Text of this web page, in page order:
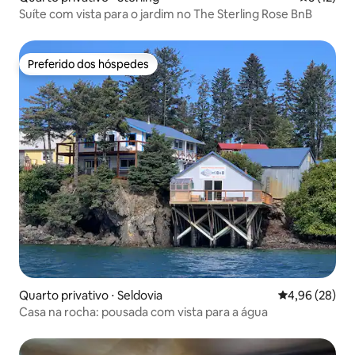
Suíte com vista para o jardim no The Sterling Rose BnB
Preferido dos hóspedes
Preferido dos hóspedes
Quarto privativo ⋅ Seldovia 4,96 de uma
4,96 (28)
Casa na rocha: pousada com vista para a água